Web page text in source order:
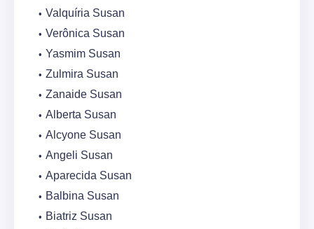
Valquíria Susan
Verônica Susan
Yasmim Susan
Zulmira Susan
Zanaide Susan
Alberta Susan
Alcyone Susan
Angeli Susan
Aparecida Susan
Balbina Susan
Biatriz Susan